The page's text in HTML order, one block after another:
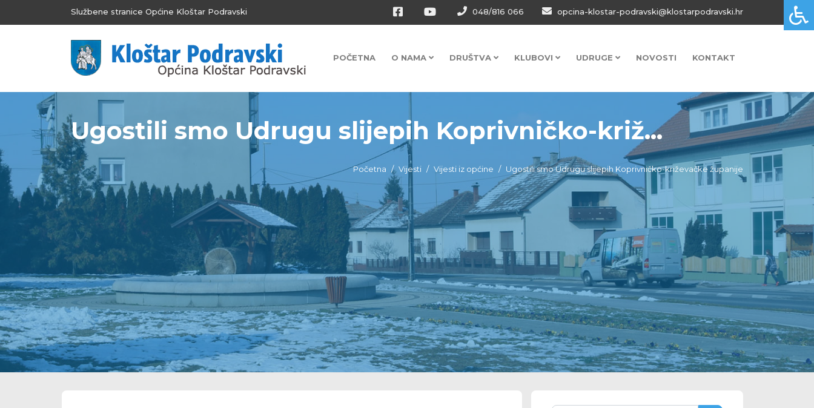
Službene stranice Općine Kloštar Podravski 048/816 066 opcina-klostar-podravski@klostarpodravski.hr
POČETNA O NAMA DRUŠTVA KLUBOVI UDRUGE NOVOSTI KONTAKT
Ugostili smo Udrugu slijepih Koprivničko-križ...
Početna Vijesti Vijesti iz općine Ugostili smo Udrugu slijepih Koprivničko-križevačke županije